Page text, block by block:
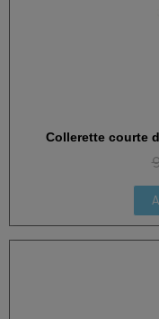
Collerette courte